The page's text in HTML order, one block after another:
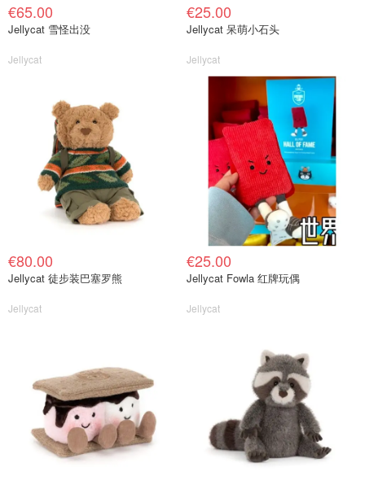
€65.00
Jellycat 雪怪出没
Jellycat
€25.00
Jellycat 呆萌小石头
Jellycat
€80.00
Jellycat 徒步装巴塞罗熊
Jellycat
€25.00
Jellycat Fowla 红牌玩偶
Jellycat